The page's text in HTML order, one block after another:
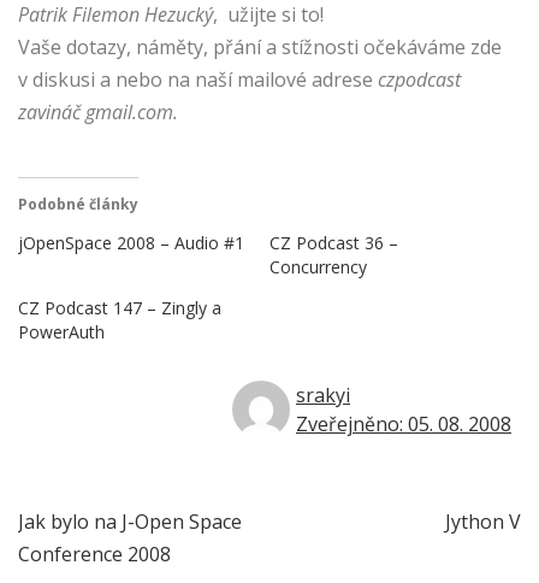
Patrik Filemon Hezucký, užijte si to!
Vaše dotazy, náměty, přání a stížnosti očekáváme zde
v diskusi a nebo na naší mailové adrese czpodcast
zavináč gmail.com.
Podobné články
jOpenSpace 2008 – Audio #1
CZ Podcast 36 –
Concurrency
CZ Podcast 147 – Zingly a
PowerAuth
srakyi
Zveřejněno: 05. 08. 2008
Navigace
Jak bylo na J-Open Space
Conference 2008
Jython V